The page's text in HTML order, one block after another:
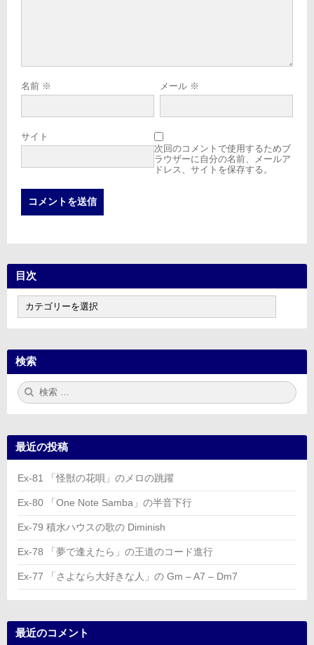
名前 ※ メール ※
サイト
次回のコメントで使用するためブ
ラウザーに自分の名前、メールア
ドレス、サイトを保存する。
目次
次
検索
検
索:
最近の投稿
Ex-81 「怪獣の花唄」のメロの跳躍
Ex-80 「One Note Samba」の半音下行
Ex-79 積水ハウスの歌の Diminish
Ex-78 「夢で逢えたら」の王道のコード進行
Ex-77 「さよなら大好きな人」の Gm – A7 – Dm7
最近のコメント